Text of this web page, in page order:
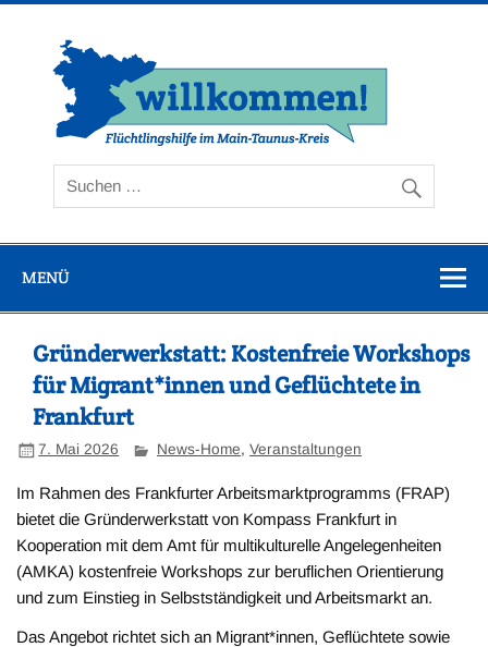
Zum
MENÜ
Gründerwerkstatt: Kostenfreie Workshops
für Migrant*innen und Geflüchtete in
Frankfurt
7. Mai 2026 News-Home,Veranstaltungen
Im Rahmen des Frankfurter Arbeitsmarktprogramms (FRAP)
bietet die Gründerwerkstatt von Kompass Frankfurt in
Kooperation mit dem Amt für multikulturelle Angelegenheiten
(AMKA) kostenfreie Workshops zur beruflichen Orientierung
und zum Einstieg in Selbstständigkeit und Arbeitsmarkt an.
Das Angebot richtet sich an Migrant*innen, Geflüchtete sowie